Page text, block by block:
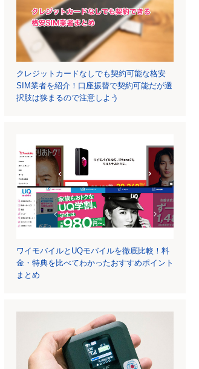
クレジットカードなしでも契約可能な格安
SIM業者を紹介！口座振替で契約可能だが選
択肢は狭まるので注意しよう
ワイモバイルとUQモバイルを徹底比較！料
金・特典を比べてわかったおすすめポイント
まとめ